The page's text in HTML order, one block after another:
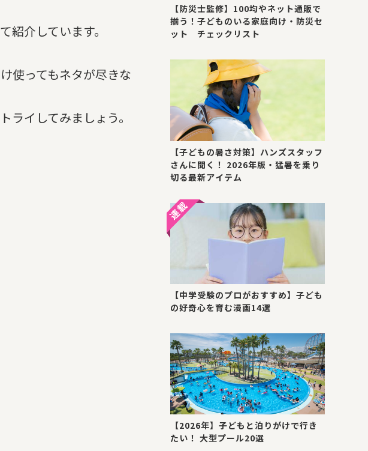
介しています。
使ってもネタが尽きな
イしてみましょう。
【防災士監修】100均やネット通販で
揃う！子どものいる家庭向け・防災セ
ット チェックリスト
【子どもの暑さ対策】ハンズスタッフ
さんに聞く！ 2026年版・猛暑を乗り
切る最新アイテム
【中学受験のプロがおすすめ】子ども
の好奇心を育む漫画14選
【2026年】子どもと泊りがけで行き
たい！ 大型プール20選